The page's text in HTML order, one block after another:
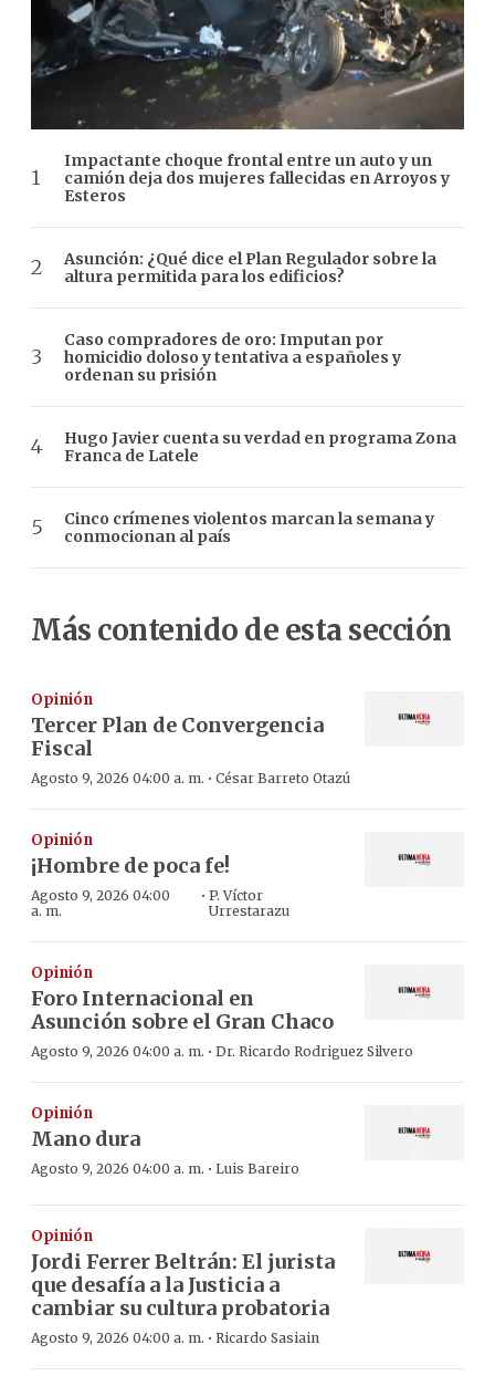
Impactante choque frontal entre un auto y un
camión deja dos mujeres fallecidas en Arroyos y
Esteros
Asunción: ¿Qué dice el Plan Regulador sobre la
altura permitida para los edificios?
Caso compradores de oro: Imputan por
homicidio doloso y tentativa a españoles y
ordenan su prisión
Hugo Javier cuenta su verdad en programa Zona
Franca de Latele
Cinco crímenes violentos marcan la semana y
conmocionan al país
Más contenido de esta sección
Opinión
Tercer Plan de Convergencia
Fiscal
Agosto 9, 2026 04:00 a. m. · César Barreto Otazú
Opinión
¡Hombre de poca fe!
Agosto 9, 2026 04:00
a. m.
·P. Víctor
Urrestarazu
Opinión
Foro Internacional en
Asunción sobre el Gran Chaco
Agosto 9, 2026 04:00 a. m. · Dr. Ricardo Rodriguez Silvero
Opinión
Mano dura
Agosto 9, 2026 04:00 a. m. · Luis Bareiro
Opinión
Jordi Ferrer Beltrán: El jurista
que desafía a la Justicia a
cambiar su cultura probatoria
Agosto 9, 2026 04:00 a. m. · Ricardo Sasiain